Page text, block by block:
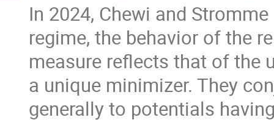
In 2024, Chewi and
regime, the behavior of the
measure reflects that of the
a unique minimizer. They
generally to potentials